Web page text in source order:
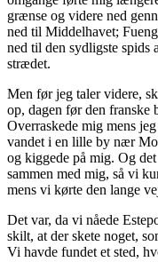
grænse og videre ned
ned til Middelhavet;
ned til den sydligste spids
strædet.
Men før jeg taler videre,
op, dagen før den franske
Overraskede mig mens
vandet i en lille by nær
og kiggede på mig. Og
sammen med mig, så vi
mens vi kørte den lange
Det var, da vi nåede
skilt, at der skete noget,
Vi havde fundet et sted,